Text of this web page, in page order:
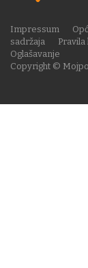
Copyright ©
Impressum
sadržaja
Oglašavanje